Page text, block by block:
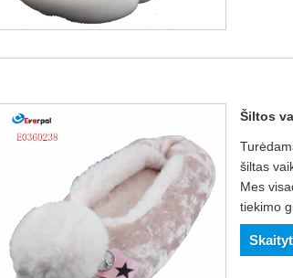
Šiltos
šiltas
Mes
tiekimo